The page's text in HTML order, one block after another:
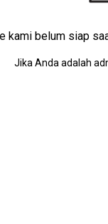
kami belum siap
Jika Anda adalah